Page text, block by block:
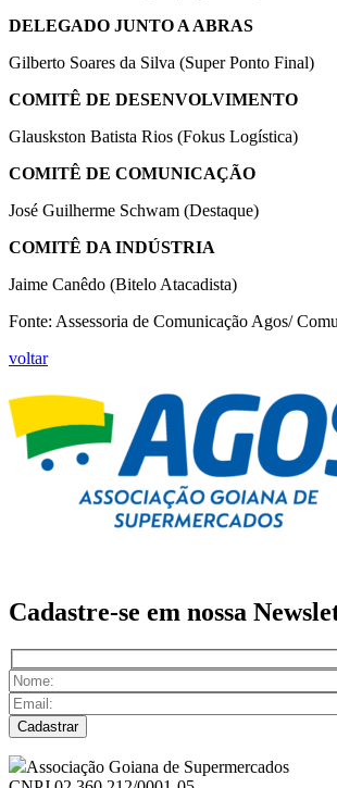
DELEGADO JUNTO A ABRAS
Gilberto Soares da Silva (Super Ponto Final)
COMITÊ DE DESENVOLVIMENTO
Glauskston Batista Rios (Fokus Logística)
COMITÊ DE COMUNICAÇÃO
José Guilherme Schwam (Destaque)
COMITÊ DA INDÚSTRIA
Jaime Canêdo (Bitelo Atacadista)
Fonte: Assessoria de Comunicação Agos/
voltar
Cadastre-se em nossa
Associação Goiana de Supermercados